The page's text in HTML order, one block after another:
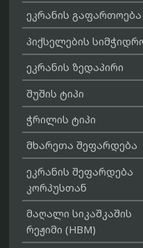
ეკრანის გაფართოება
პიქსელების
ეკრანის ზედაპირი
შუშის ტიპი
ჭრილის ტიპი
მხარეთა შეფარდება
ეკრანის შეფარდება
კორპუსთან
მაღალი სიკაშკაშის
რეჟიმი (HBM)